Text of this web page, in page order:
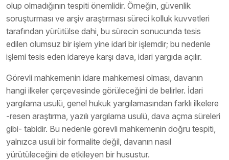
olup olmadığının tespiti önemlidir. Örneğin, güvenlik
soruşturması ve arşiv araştırması süreci kolluk kuvvetleri
tarafından yürütülse dahi, bu sürecin sonucunda tesis
edilen olumsuz bir işlem yine idari bir işlemdir; bu nedenle
işlemi tesis eden idareye karşı dava, idari yargıda açılır.
Görevli mahkemenin idare mahkemesi olması, davanın
hangi ilkeler çerçevesinde görüleceğini de belirler. İdari
yargılama usulü, genel hukuk yargılamasından farklı ilkelere
-resen araştırma, yazılı yargılama usulü, dava açma süreleri
gibi- tabidir. Bu nedenle görevli mahkemenin doğru tespiti,
yalnızca usuli bir formalite değil, davanın nasıl
yürütüleceğini de etkileyen bir husustur.